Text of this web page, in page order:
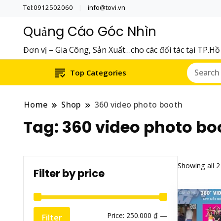
Tel:0912502060 info@tovi.vn
Quảng Cáo Góc Nhìn
Đơn vị – Gia Công, Sản Xuất…cho các đối tác tại
Top Categories
Home Shop 360 video photo booth
Tag: 360 video photo
Showing all
Filter by price
Min
Max
Filter Price: 250.000 ₫—